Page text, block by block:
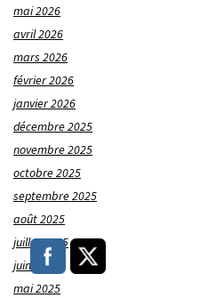
mai 2026
avril 2026
mars 2026
février 2026
janvier 2026
décembre 2025
novembre 2025
octobre 2025
septembre 2025
août 2025
juillet 2025
juin 2025
mai 2025